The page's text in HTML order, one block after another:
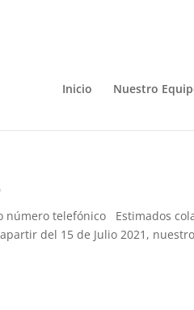
Inicio Nuestro
número telefónico Estimados
del 15 de Julio 2021,